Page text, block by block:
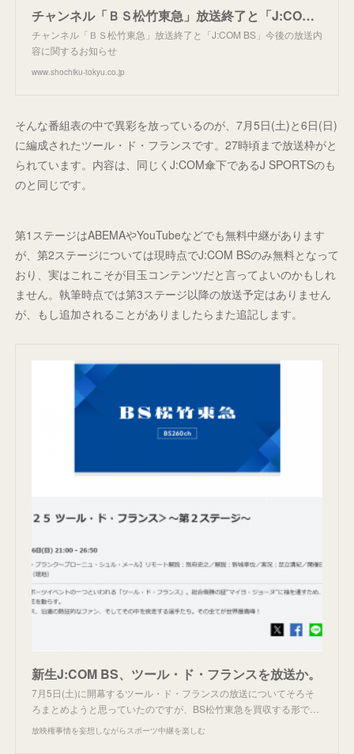
チャンネル「ＢＳ松竹東急」放送終了と「J:COM BS」今後の放送内容に関するお知らせ
チャンネル「ＢＳ松竹東急」放送終了と「J:COM BS」今後の放送内
容に関するお知らせ
www.shochiku-tokyu.co.jp
そんな番組表の中で異彩を放っているのが、7月5日(土)と6日(日)
に編成されたツール・ド・フランスです。27時頃まで放送枠がと
られています。内容は、同じくJ:COM傘下であるJ SPORTSのも
のと同じです。
第1ステージはABEMAやYouTubeなどでも無料中継があります
が、第2ステージについては現時点でJ:COM BSのみ無料となって
おり、実はこれこそが目玉コンテンツだと言ってよいのかもしれ
ません。執筆時点では第3ステージ以降の放送予定はありません
が、もし追加されることがありましたらまた追記します。
新生J:COM BS、ツール・ド・フランスを放送か。
7月5日(土)に開幕するツール・ド・フランスの放送についてそろそ
ろまとめようと思っていたのですが、BS松竹東急を買収する形で…
放映権事情を妄想しながらスポーツ中継を楽しむ